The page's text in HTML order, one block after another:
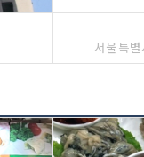
서울특